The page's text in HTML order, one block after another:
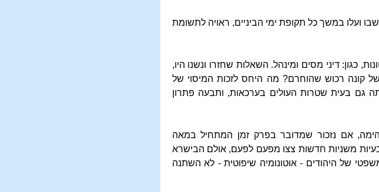
ועלו במשך כל תקופת ימי הביניים, ראויה לתשומת
כגון: דיני מסים ומינהל. השאלות שחזרו ונשנו היו,
קונה רכוש שהוחרם? מה היחס לזכות המיסוי של
גם בעית שטרות העולים בערכאות, ותבעה פתרון
אם נזכור שמדובר בפרק זמן המתחיל במאה
משניות חדשות צצו מפעם לפעם, אולם הבישרא
של היהודים - אוטונומיה שיפוטית - לא השתנה